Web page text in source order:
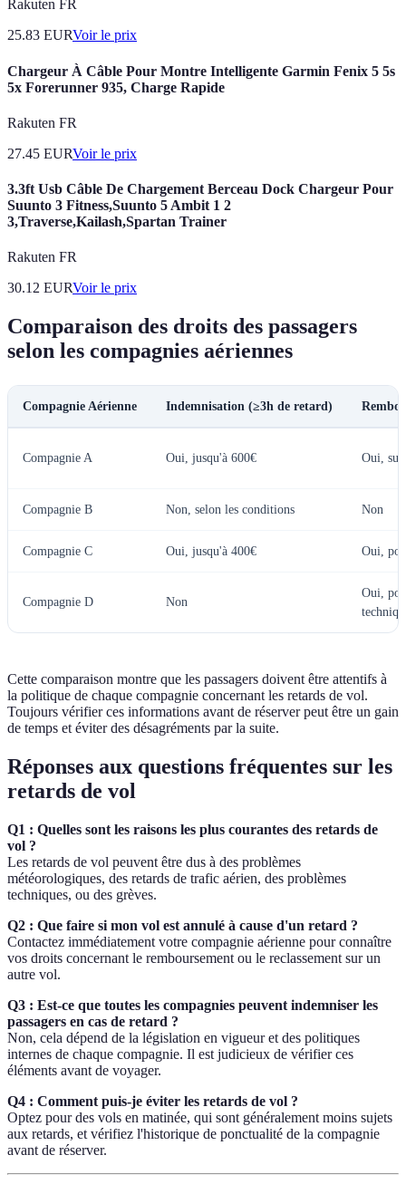
Rakuten FR
25.83 EURVoir le prix
Chargeur À Câble Pour Montre Intelligente Garmin Fenix 5 5s
5x Forerunner 935, Charge Rapide
Rakuten FR
27.45 EURVoir le prix
3.3ft Usb Câble De Chargement Berceau Dock Chargeur Pour
Suunto 3 Fitness,Suunto 5 Ambit 1 2
3,Traverse,Kailash,Spartan Trainer
Rakuten FR
30.12 EURVoir le prix
Comparaison des droits des passagers
selon les compagnies aériennes
Compagnie Aérienne Indemnisation (≥3h de retard)
Compagnie A Oui, jusqu'à 600€ Oui,
Compagnie B Non, selon les conditions Non
Compagnie C Oui, jusqu'à 400€ Oui,
Compagnie D Non
Oui,
Cette comparaison montre que les passagers doivent être attentifs à
la politique de chaque compagnie concernant les retards de vol.
Toujours vérifier ces informations avant de réserver peut être un gain
de temps et éviter des désagréments par la suite.
Réponses aux questions fréquentes sur les
retards de vol
Q1 : Quelles sont les raisons les plus courantes des retards de
vol ?
Les retards de vol peuvent être dus à des problèmes
météorologiques, des retards de trafic aérien, des problèmes
techniques, ou des grèves.
Q2 : Que faire si mon vol est annulé à cause d'un retard ?
Contactez immédiatement votre compagnie aérienne pour connaître
vos droits concernant le remboursement ou le reclassement sur un
autre vol.
Q3 : Est-ce que toutes les compagnies peuvent indemniser les
passagers en cas de retard ?
Non, cela dépend de la législation en vigueur et des politiques
internes de chaque compagnie. Il est judicieux de vérifier ces
éléments avant de voyager.
Q4 : Comment puis-je éviter les retards de vol ?
Optez pour des vols en matinée, qui sont généralement moins sujets
aux retards, et vérifiez l'historique de ponctualité de la compagnie
avant de réserver.